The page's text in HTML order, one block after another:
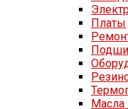
Платы
Масла